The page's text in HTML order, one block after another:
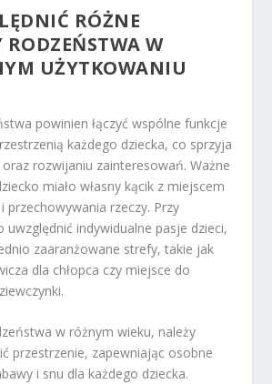
RÓŻNE
RODZEŃSTWA W
UŻYTKOWANIU
powinien łączyć wspólne funkcje
każdego dziecka, co sprzyja
rozwijaniu zainteresowań. Ważne
miało własny kącik z miejscem
przechowywania rzeczy. Przy
uwzględnić indywidualne pasje dzieci,
zaaranżowane strefy, takie jak
dla chłopca czy miejsce do
w różnym wieku, należy
przestrzenie, zapewniając osobne
i snu dla każdego dziecka.